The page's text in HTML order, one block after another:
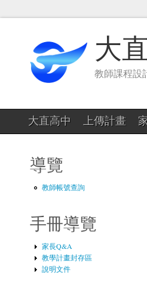
大
教師課程設
大直高中 上傳計畫
導覽
教師帳號查詢
手冊導覽
家長Q&A
教學計畫封存區
說明文件